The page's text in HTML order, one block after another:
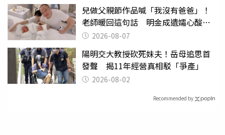
兒做父親節作品喊「我沒有爸爸」！
老師暖回這句話 明金成遺孀心酸惹
淚 2026-08-07
陽明交大教授砍死妹夫！岳母追思首
發聲 揭11年經營真相駁「爭產」
2026-08-02
Recommended by